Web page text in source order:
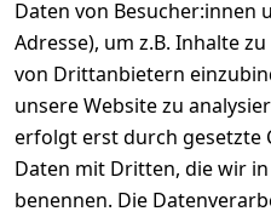
Daten von Besucher:innen
Adresse), um z.B. Inhalte
von Drittanbietern
unsere Website zu
erfolgt erst durch gesetzte
Daten mit Dritten, die wir
benennen. Die